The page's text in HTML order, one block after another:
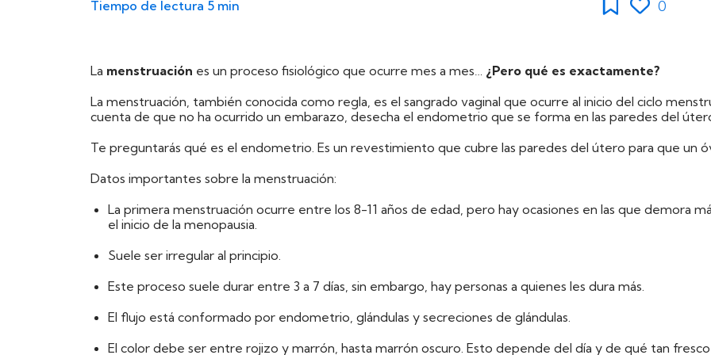
Tiempo de lectura 5 min 0
La menstruación es un proceso fisiológico que ocurre mes a mes… ¿Pero qué es exactamente?
La menstruación, también conocida como regla, es el sangrado vaginal que ocurre al inicio del ciclo
cuenta de que no ha ocurrido un embarazo, desecha el endometrio que se forma en las paredes del
Te preguntarás qué es el endometrio. Es un revestimiento que cubre las paredes del útero para que un
Datos importantes sobre la menstruación:
La primera menstruación ocurre entre los 8-11 años de edad, pero hay ocasiones en las que demora
el inicio de la menopausia.
Suele ser irregular al principio.
Este proceso suele durar entre 3 a 7 días, sin embargo, hay personas a quienes les dura más.
El flujo está conformado por endometrio, glándulas y secreciones de glándulas.
El color debe ser entre rojizo y marrón, hasta marrón oscuro. Esto depende del día y de qué tan